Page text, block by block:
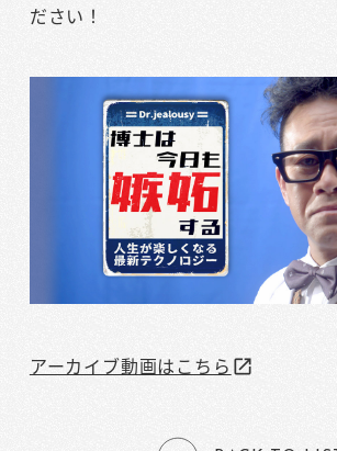
ださい！
アーカイブ動画はこちら open_in_new